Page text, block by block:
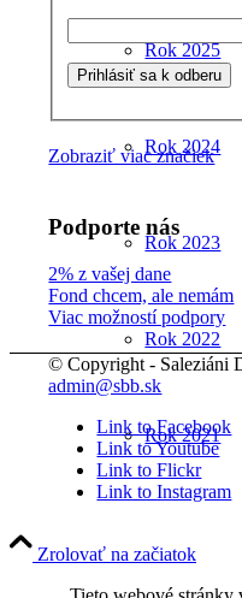
Rok 2025
Rok 2024
Rok 2023
Rok 2022
Rok 2021
Zobraziť viac značiek
Podporte nás
2% z vašej dane
Fond chcem, ale nemám
Viac možností podpory
© Copyright - Saleziáni
admin@sbb.sk
Link to Facebook
Link to Youtube
Link to Flickr
Link to Instagram
Zrolovať na začiatok